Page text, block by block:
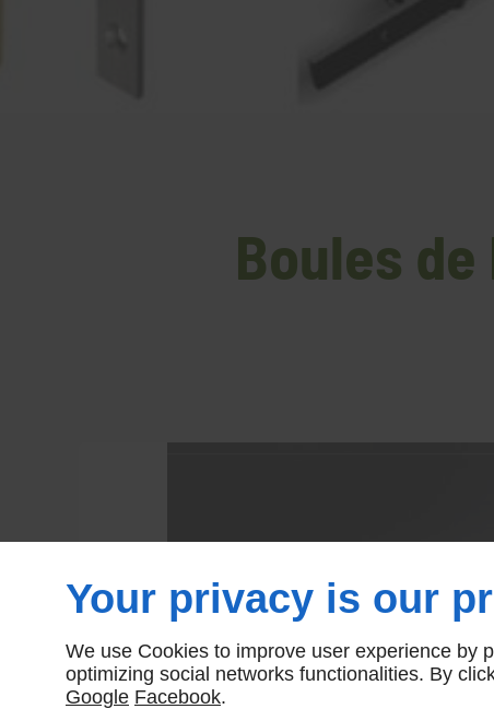
Boules
Your privacy is our
We use Cookies to improve user experience by
optimizing social networks functionalities. By
Google Facebook.